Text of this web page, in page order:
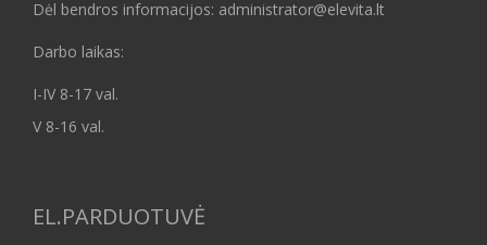
Dėl bendros informacijos: administrator@elevita.lt
Darbo laikas:
I-IV 8-17 val.
V 8-16 val.
EL.PARDUOTUVĖ